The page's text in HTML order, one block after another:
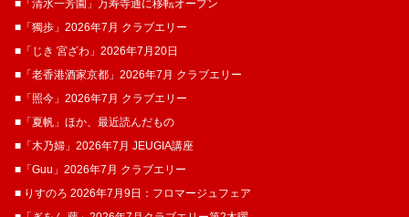
■「清水一芳園」万寿寺通に移転オープン
■「獨歩」2026年7月 クラブエリー
■「じき 宮ざわ」2026年7月20日
■「老香港酒家京都」2026年7月 クラブエリー
■「照今」2026年7月 クラブエリー
■「夏帆」ほか、最近読んだもの
■「木乃婦」2026年7月 JEUGIA講座
■「Guu」2026年7月 クラブエリー
■ りすのろ 2026年7月9日：フロマージュフェア